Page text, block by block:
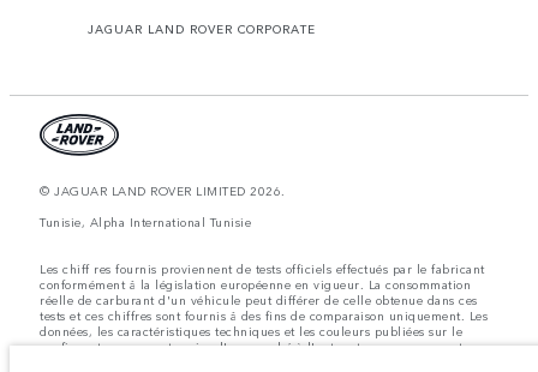
JAGUAR LAND ROVER CORPORATE
© JAGUAR LAND ROVER LIMITED 2026.
Tunisie, Alpha International Tunisie
Les chiff res fournis proviennent de tests officiels effectués par le fabricant
conformément å la législation européenne en vigueur. La consommation
réelle de carburant d'un véhicule peut différer de celle obtenue dans ces
tests et ces chiffres sont fournis å des fins de comparaison uniquement. Les
données, les caractéristiques techniques et les couleurs publiées sur le
configurateur peuvent varier d'un marché à l'autre et ne comprennent pas